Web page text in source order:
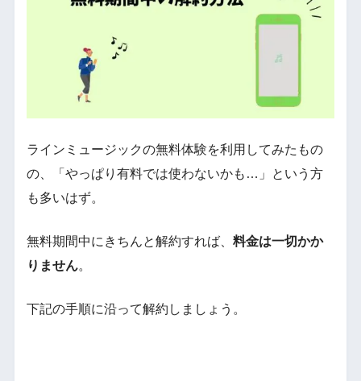
ラインミュージックの無料体験を利用してみたもの
の、「やっぱり有料では使わないかも…」という方
も多いはず。
無料期間中にきちんと解約すれば、 料金は一切かか
りません。
下記の手順に沿って解約しましょう。